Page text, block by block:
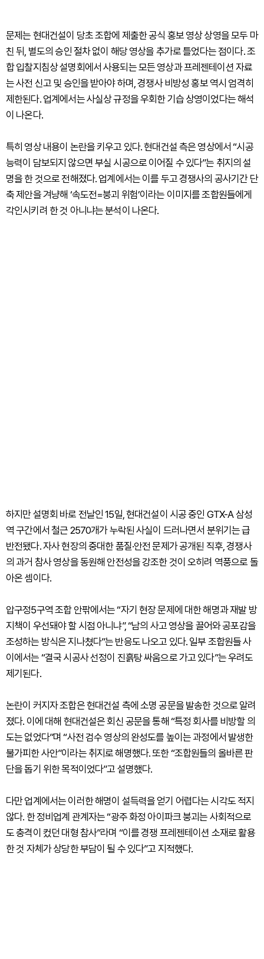
문제는 현대건설이 당초 조합에 제출한 공식 홍보 영상 상영을 모두 마
친 뒤, 별도의 승인 절차 없이 해당 영상을 추가로 틀었다는 점이다. 조
합 입찰지침상 설명회에서 사용되는 모든 영상과 프레젠테이션 자료
는 사전 신고 및 승인을 받아야 하며, 경쟁사 비방성 홍보 역시 엄격히
제한된다. 업계에서는 사실상 규정을 우회한 기습 상영이었다는 해석
이 나온다.
특히 영상 내용이 논란을 키우고 있다. 현대건설 측은 영상에서 “시공
능력이 담보되지 않으면 부실 시공으로 이어질 수 있다”는 취지의 설
명을 한 것으로 전해졌다. 업계에서는 이를 두고 경쟁사의 공사기간 단
축 제안을 겨냥해 ‘속도전=붕괴 위험’이라는 이미지를 조합원들에게
각인시키려 한 것 아니냐는 분석이 나온다.
하지만 설명회 바로 전날인 15일, 현대건설이 시공 중인 GTX-A 삼성
역 구간에서 철근 2570개가 누락된 사실이 드러나면서 분위기는 급
반전됐다. 자사 현장의 중대한 품질·안전 문제가 공개된 직후, 경쟁사
의 과거 참사 영상을 동원해 안전성을 강조한 것이 오히려 역풍으로 돌
아온 셈이다.
압구정5구역 조합 안팎에서는 “자기 현장 문제에 대한 해명과 재발 방
지책이 우선돼야 할 시점 아니냐”, “남의 사고 영상을 끌어와 공포감을
조성하는 방식은 지나쳤다”는 반응도 나오고 있다. 일부 조합원들 사
이에서는 “결국 시공사 선정이 진흙탕 싸움으로 가고 있다”는 우려도
제기된다.
논란이 커지자 조합은 현대건설 측에 소명 공문을 발송한 것으로 알려
졌다. 이에 대해 현대건설은 회신 공문을 통해 “특정 회사를 비방할 의
도는 없었다”며 “사전 검수 영상의 완성도를 높이는 과정에서 발생한
불가피한 사안”이라는 취지로 해명했다. 또한 “조합원들의 올바른 판
단을 돕기 위한 목적이었다”고 설명했다.
다만 업계에서는 이러한 해명이 설득력을 얻기 어렵다는 시각도 적지
않다. 한 정비업계 관계자는 “광주 화정 아이파크 붕괴는 사회적으로
도 충격이 컸던 대형 참사”라며 “이를 경쟁 프레젠테이션 소재로 활용
한 것 자체가 상당한 부담이 될 수 있다”고 지적했다.